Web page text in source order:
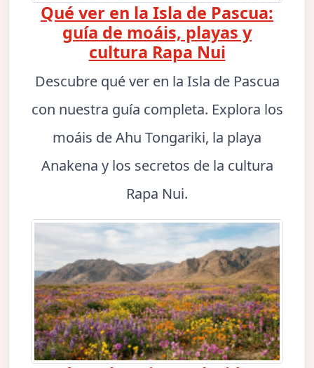
Qué ver en la Isla de Pascua:
guía de moáis, playas y
cultura Rapa Nui
Descubre qué ver en la Isla de Pascua
con nuestra guía completa. Explora los
moáis de Ahu Tongariki, la playa
Anakena y los secretos de la cultura
Rapa Nui.